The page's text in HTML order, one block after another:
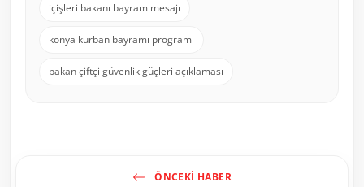
içişleri bakanı bayram mesajı
konya kurban bayramı programı
bakan çiftçi güvenlik güçleri açıklaması
ÖNCEKI HABER